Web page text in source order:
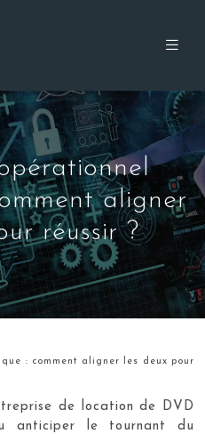
aligner
réussir ?
: comment aligner les deux pour
de location de DVD
anticiper le tournant du